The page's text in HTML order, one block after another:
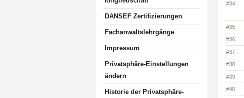
DANSEF Zertifizierungen
Fachanwaltslehrgänge
Impressum
Privatsphäre-Einstellungen
ändern
Historie der Privatsphäre-
#34
#35
#36
#37
#38
#39
#40